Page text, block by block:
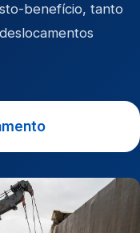
benefício, tanto